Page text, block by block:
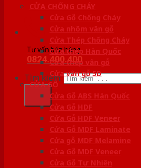
Tư vấn bán hàng
0824.400.400
Tìm kiếm:
CỬA CHỐNG CHÁY
Cửa Gỗ Chống Cháy
Cửa nhôm vân gỗ
Cửa Thép Chống Cháy
Cửa thép Hàn Quốc
Cửa thép vân gỗ
Cửa vân gỗ 5D
CỬA GỖ
Cửa Gỗ ABS Hàn Quốc
Cửa Gỗ HDF
Cửa Gỗ HDF Veneer
Cửa Gỗ MDF Laminate
Cửa gỗ MDF Melamine
Cửa Gỗ MDF Veneer
Cửa Gỗ Tự Nhiên